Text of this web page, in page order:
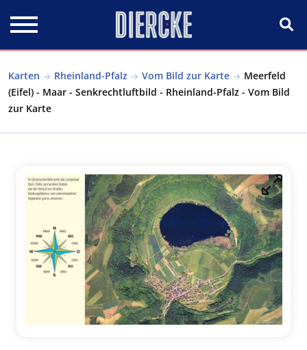
Karten Rheinland-Pfalz Vom Bild zur Karte
Meerfeld
(Eifel) - Maar - Senkrechtluftbild - Rheinland-Pfalz - Vom Bild
zur Karte